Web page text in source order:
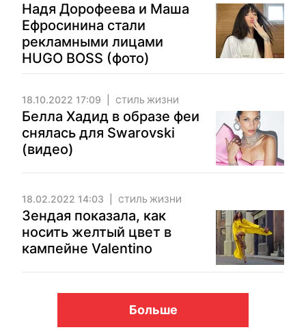
Надя Дорофеева и Маша
Ефросинина стали
рекламными лицами
HUGO BOSS (фото)
18.10.2022 17:09 СТИЛЬ ЖИЗНИ
Белла Хадид в образе феи
снялась для Swarovski
(видео)
18.02.2022 14:03 СТИЛЬ ЖИЗНИ
Зендая показала, как
носить желтый цвет в
кампейне Valentino
Больше